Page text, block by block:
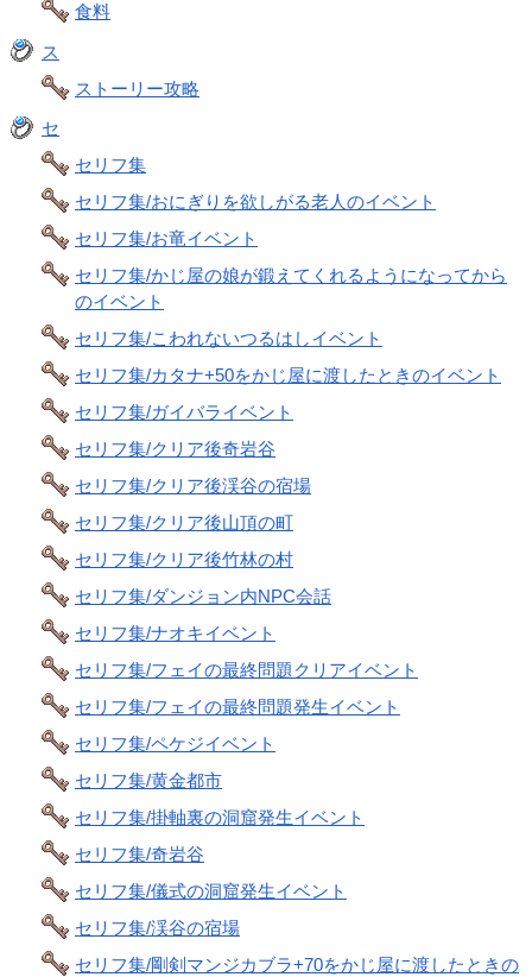
食料
ス
ストーリー攻略
セ
セリフ集
セリフ集/おにぎりを欲しがる老人のイベント
セリフ集/お竜イベント
セリフ集/かじ屋の娘が鍛えてくれるようになってから
のイベント
セリフ集/こわれないつるはしイベント
セリフ集/カタナ+50をかじ屋に渡したときのイベント
セリフ集/ガイバライベント
セリフ集/クリア後奇岩谷
セリフ集/クリア後渓谷の宿場
セリフ集/クリア後山頂の町
セリフ集/クリア後竹林の村
セリフ集/ダンジョン内NPC会話
セリフ集/ナオキイベント
セリフ集/フェイの最終問題クリアイベント
セリフ集/フェイの最終問題発生イベント
セリフ集/ペケジイベント
セリフ集/黄金都市
セリフ集/掛軸裏の洞窟発生イベント
セリフ集/奇岩谷
セリフ集/儀式の洞窟発生イベント
セリフ集/渓谷の宿場
セリフ集/剛剣マンジカブラ+70をかじ屋に渡したときの